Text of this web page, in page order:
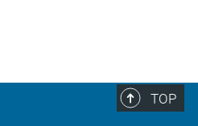
TOP